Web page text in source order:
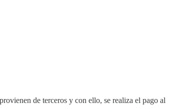
de terceros y con ello, se realiza el pago al